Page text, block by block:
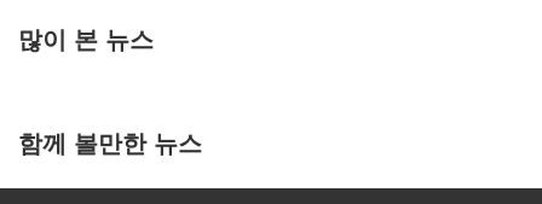
많이 본 뉴스
함께 볼만한 뉴스